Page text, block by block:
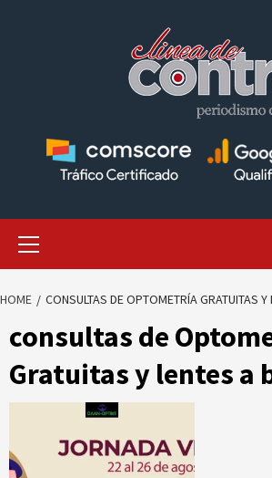
HOME CONSULTAS DE OPTOMETRÍA GRATUITAS
consultas de
Gratuitas y lentes a